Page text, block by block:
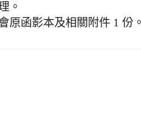
。
原函影本及相關附件 1 份